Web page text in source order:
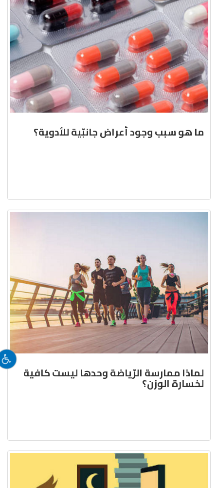
ما هو سبب وجود أعراض جانبّية للأدوية؟
لماذا ممارسة الرّياضة وحدها ليست كافية
لخسارة الوزن؟